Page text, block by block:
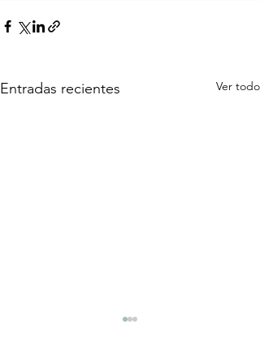
Entradas recientes Ver todo